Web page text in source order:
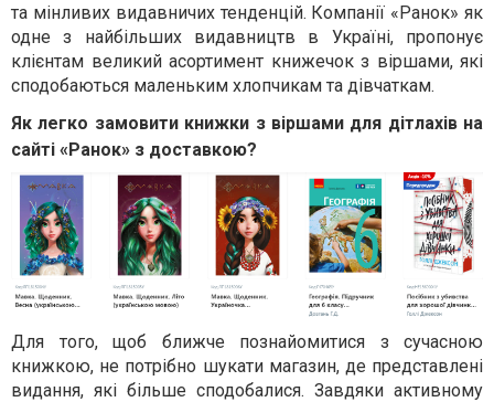
та мінливих видавничих тенденцій. Компанії «Ранок» як
одне з найбільших видавництв в Україні, пропонує
клієнтам великий асортимент книжечок з віршами, які
сподобаються маленьким хлопчикам та дівчаткам.
Як легко замовити книжки з віршами для дітлахів на
сайті «Ранок» з доставкою?
Для того, щоб ближче познайомитися з сучасною
книжкою, не потрібно шукати магазин, де представлені
видання, які більше сподобалися. Завдяки активному